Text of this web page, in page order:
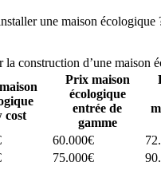
une maison écologique
la construction d’une maison
cost
Prix maison
écologique
entrée de
gamme
60.000€
75.000€